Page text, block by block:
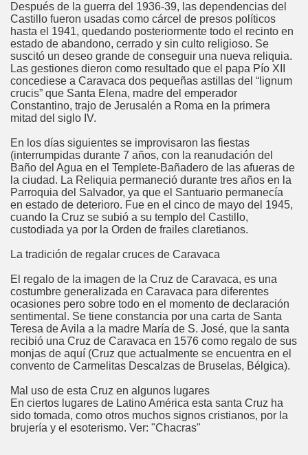
Después de la guerra del 1936-39, las dependencias del
Castillo fueron usadas como cárcel de presos políticos
hasta el 1941, quedando posteriormente todo el recinto en
estado de abandono, cerrado y sin culto religioso. Se
suscitó un deseo grande de conseguir una nueva reliquia.
Las gestiones dieron como resultado que el papa Pío XII
concediese a Caravaca dos pequeñas astillas del “lignum
crucis” que Santa Elena, madre del emperador
Constantino, trajo de Jerusalén a Roma en la primera
mitad del siglo IV.
En los días siguientes se improvisaron las fiestas
(interrumpidas durante 7 años, con la reanudación del
Baño del Agua en el Templete-Bañadero de las afueras de
la ciudad. La Reliquia permaneció durante tres años en la
Parroquia del Salvador, ya que el Santuario permanecía
en estado de deterioro. Fue en el cinco de mayo del 1945,
cuando la Cruz se subió a su templo del Castillo,
custodiada ya por la Orden de frailes claretianos.
La tradición de regalar cruces de Caravaca
El regalo de la imagen de la Cruz de Caravaca, es una
costumbre generalizada en Caravaca para diferentes
ocasiones pero sobre todo en el momento de declaración
sentimental. Se tiene constancia por una carta de Santa
Teresa de Avila a la madre María de S. José, que la santa
recibió una Cruz de Caravaca en 1576 como regalo de sus
monjas de aquí (Cruz que actualmente se encuentra en el
convento de Carmelitas Descalzas de Bruselas, Bélgica).
Mal uso de esta Cruz en algunos lugares
En ciertos lugares de Latino América esta santa Cruz ha
sido tomada, como otros muchos signos cristianos, por la
brujería y el esoterismo. Ver: "Chacras"